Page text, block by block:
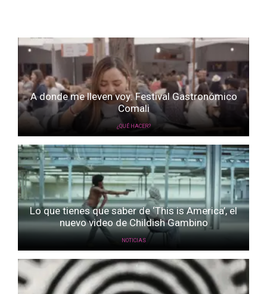
A donde me lleven voy: Festival Gastronómico
Comali
¿QUÉ HACER?
Lo que tienes que saber de ‘This is America’, el
nuevo video de Childish Gambino
NOTICIAS